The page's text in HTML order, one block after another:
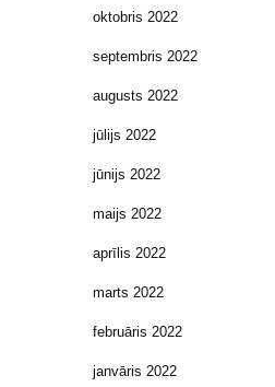
oktobris 2022
septembris 2022
augusts 2022
jūlijs 2022
jūnijs 2022
maijs 2022
aprīlis 2022
marts 2022
februāris 2022
janvāris 2022